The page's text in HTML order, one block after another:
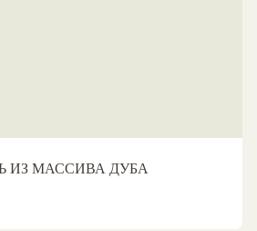
ИЗ МАССИВА ДУБА